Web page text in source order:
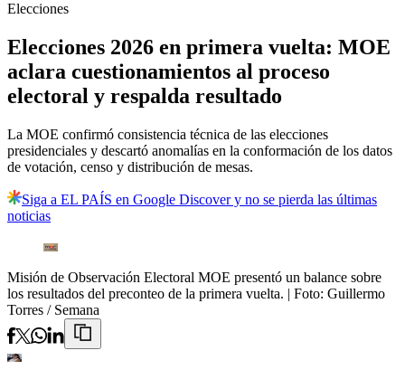
Elecciones
Elecciones 2026 en primera vuelta: MOE
aclara cuestionamientos al proceso
electoral y respalda resultado
La MOE confirmó consistencia técnica de las elecciones
presidenciales y descartó anomalías en la conformación de los datos
de votación, censo y distribución de mesas.
Siga a EL PAÍS en Google Discover y no se pierda las últimas
noticias
Misión de Observación Electoral MOE presentó un balance sobre
los resultados del preconteo de la primera vuelta. | Foto: Guillermo
Torres / Semana